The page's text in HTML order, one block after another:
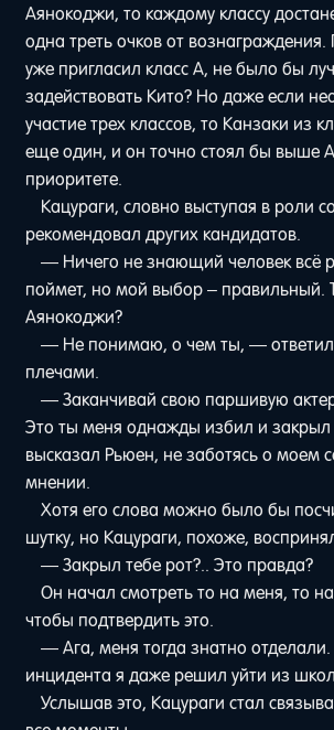
Аянокоджи, то каждому классу
одна треть очков от вознаграждения.
уже пригласил класс A, не было бы
задействовать Кито? Но даже если
участие трех классов, то Канзаки из
еще один, и он точно стоял бы выше
приоритете.
Кацураги, словно выступая в роли
рекомендовал других кандидатов.
— Ничего не знающий человек всё
поймет, но мой выбор – правильный.
Аянокоджи?
— Не понимаю, о чем ты, —
плечами.
— Заканчивай свою паршивую
Это ты меня однажды избил и
высказал Рьюен, не заботясь о моем
мнении.
Хотя его слова можно было бы
шутку, но Кацураги, похоже,
— Закрыл тебе рот?.. Это правда?
Он начал смотреть то на меня, то
чтобы подтвердить это.
— Ага, меня тогда знатно отделали.
инцидента я даже решил уйти из
Услышав это, Кацураги стал